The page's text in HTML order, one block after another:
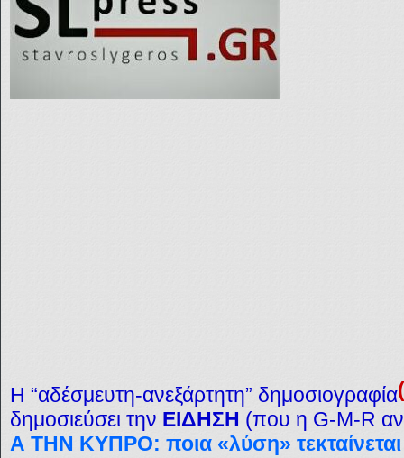
Η “αδέσμευτη-ανεξάρτητη” δημοσιογραφία
δημοσιεύσει την ΕΙΔΗΣΗ (που η G-M-R
Α ΤΗΝ ΚΥΠΡΟ: ποια «λύση» τεκταίνεται